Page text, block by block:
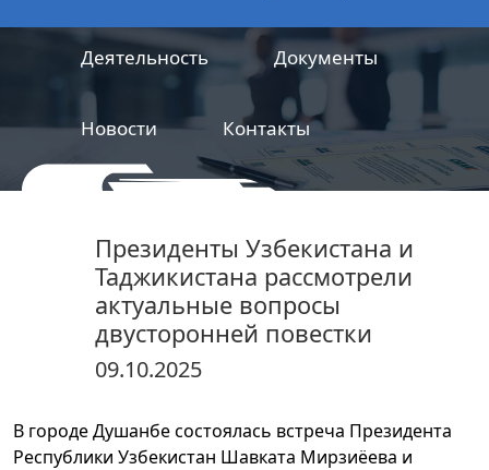
Деятельность Документы
Новости Контакты
железнодорожной продукции
Президенты Узбекистана и
Таджикистана рассмотрели
актуальные вопросы
двусторонней повестки
09.10.2025
В городе Душанбе состоялась встреча Президента
Республики Узбекистан Шавката Мирзиёева и